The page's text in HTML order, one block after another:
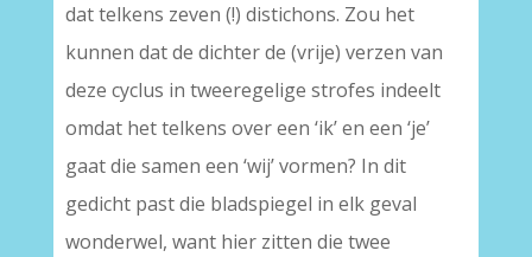
dat telkens zeven (!) distichons. Zou het
kunnen dat de dichter de (vrije) verzen van
deze cyclus in tweeregelige strofes indeelt
omdat het telkens over een ‘ik’ en een ‘je’
gaat die samen een ‘wij’ vormen? In dit
gedicht past die bladspiegel in elk geval
wonderwel, want hier zitten die twee